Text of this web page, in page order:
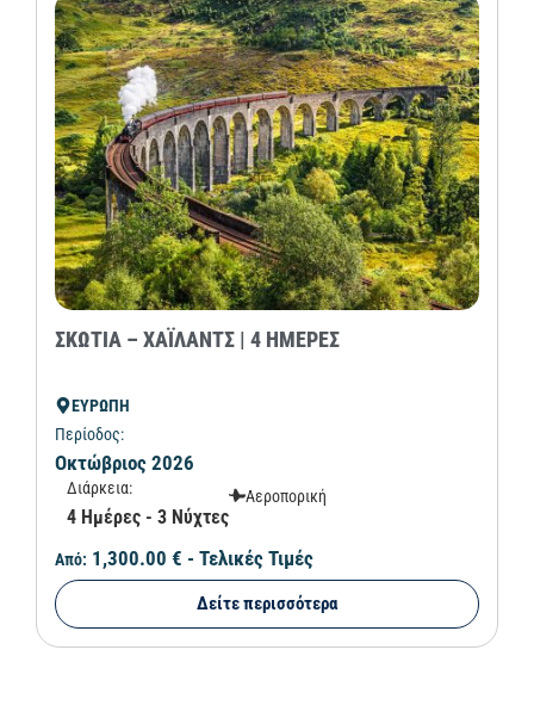
ΣΚΩΤΙΑ – ΧΑΪΛΑΝΤΣ | 4 ΗΜΕΡΕΣ
ΕΥΡΩΠΗ
Περίοδος:
Οκτώβριος 2026
Διάρκεια:
4 Ημέρες - 3 Νύχτες
Αεροπορική
Από: 1,300.00 € - Τελικές Τιμές
Δείτε περισσότερα